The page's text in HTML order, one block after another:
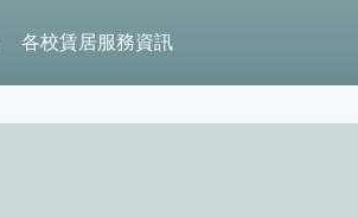
各校賃居服務資訊